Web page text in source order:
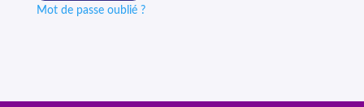
Mot de passe oublié ?